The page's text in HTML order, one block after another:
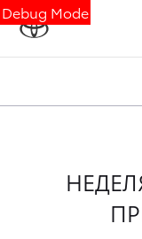
Debug Mode